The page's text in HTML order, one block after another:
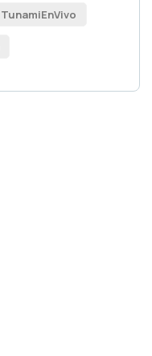
TunamiEnVivo